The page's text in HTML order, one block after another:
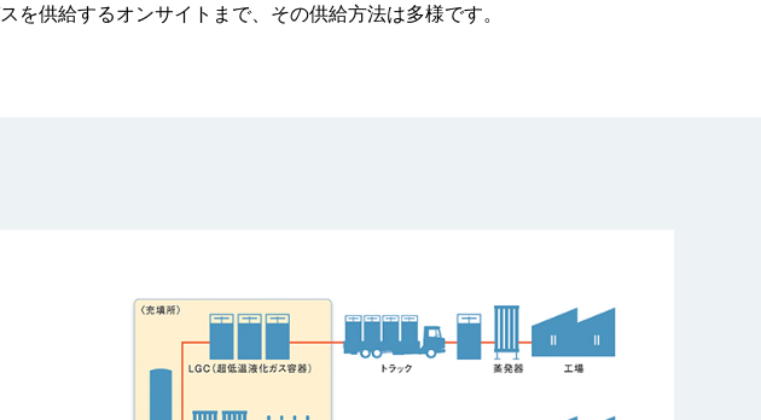
供給するオンサイトまで、その供給方法は多様です。